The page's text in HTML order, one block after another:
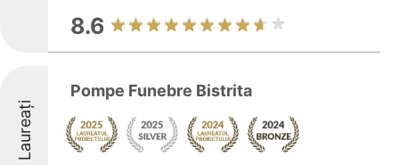
8.6
Laureați
Pompe Funebre Bistrita